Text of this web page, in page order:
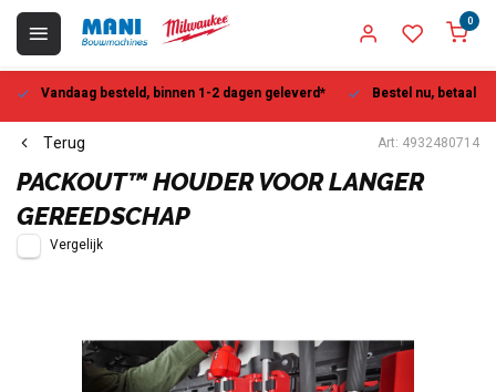
0
Vandaag besteld, binnen 1-2 dagen geleverd* Bestel nu, betaal
Terug Art: 4932480714
PACKOUT™ HOUDER VOOR LANGER
GEREEDSCHAP
Vergelijk